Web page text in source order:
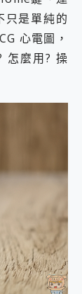
只是單純的
心電圖，
怎麼用? 操